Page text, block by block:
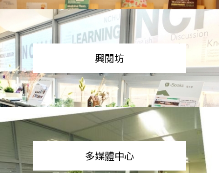
興閱坊
多媒體中心